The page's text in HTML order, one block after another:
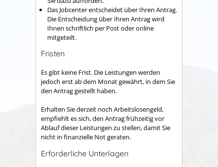
Das Jobcenter entscheidet über Ihren Antrag.
Die Entscheidung über Ihren Antrag wird
Ihnen schriftlich per Post oder online
mitgeteilt.
Fristen
Es gibt keine Frist. Die Leistungen werden
jedoch erst ab dem Monat gewährt, in dem Sie
den Antrag gestellt haben.
Erhalten Sie derzeit noch Arbeitslosengeld,
empfiehlt es sich, den Antrag frühzeitig vor
Ablauf dieser Leistungen zu stellen, damit Sie
nicht in finanzielle Not geraten.
Erforderliche Unterlagen